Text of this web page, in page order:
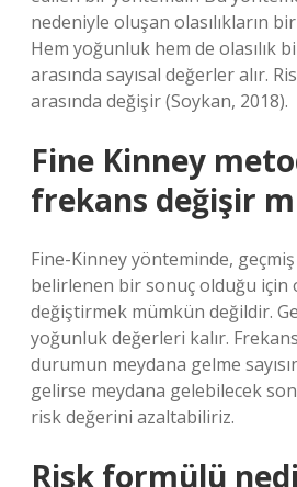
nedeniyle oluşan olasılıkların
Hem yoğunluk hem de olasılık
arasında sayısal değerler alır.
arasında değişir (Soykan, 2018).
Fine Kinney
frekans değişir
Fine-Kinney yönteminde,
belirlenen bir sonuç olduğu için
değiştirmek mümkün değildir.
yoğunluk değerleri kalır.
durumun meydana gelme
gelirse meydana gelebilecek
risk değerini azaltabiliriz.
Risk formülü